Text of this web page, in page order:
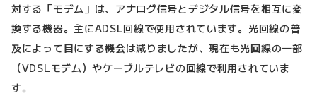
対する「モデム」は、アナログ信号とデジタル信号を相互に変
換する機器。主にADSL回線で使用されています。光回線の普
及によって目にする機会は減りましたが、現在も光回線の一部
（VDSLモデム）やケーブルテレビの回線で利用されていま
す。